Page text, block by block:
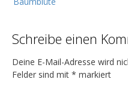
e
t
r
a
Schreibe einen
Deine E-Mail-Adresse wird
Felder sind mit * markiert